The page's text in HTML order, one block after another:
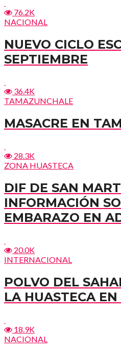
76.2K
NACIONAL
NUEVO CICLO
SEPTIEMBRE
36.4K
TAMAZUNCHALE
MASACRE EN
28.3K
ZONA HUASTECA
DIF DE SAN
INFORMACIÓN
EMBARAZO EN
20.0K
INTERNACIONAL
POLVO DEL
LA HUASTECA
18.9K
NACIONAL